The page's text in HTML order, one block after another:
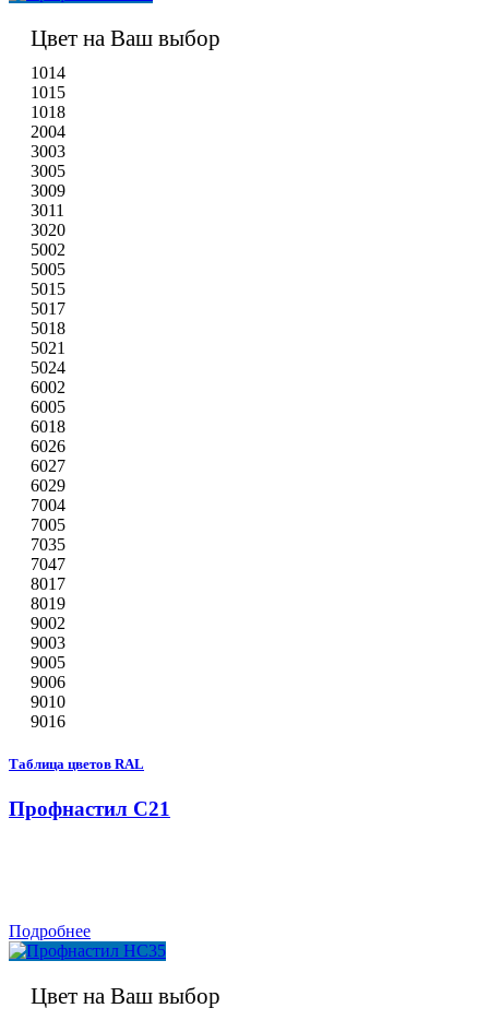
Цвет на Ваш выбор
1014
1015
1018
2004
3003
3005
3009
3011
3020
5002
5005
5015
5017
5018
5021
5024
6002
6005
6018
6026
6027
6029
7004
7005
7035
7047
8017
8019
9002
9003
9005
9006
9010
9016
Таблица цветов RAL
Профнастил С21
Подробнее
Цвет на Ваш выбор